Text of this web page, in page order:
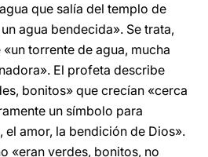
que salía del templo de
agua bendecida». Se trata,
torrente de agua, mucha
El profeta describe
bonitos» que crecían «cerca
un símbolo para
el amor, la bendición de Dios».
«eran verdes, bonitos, no